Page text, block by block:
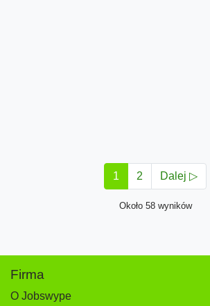
1 2 Dalej ▷
Około 58 wyników
Firma
O Jobswype